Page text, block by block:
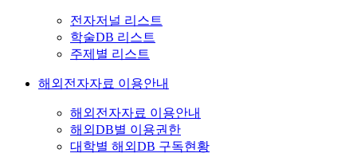
전자저널 리스트
학술DB 리스트
주제별 리스트
해외전자자료 이용안내
해외전자자료 이용안내
해외DB별 이용권한
대학별 해외DB 구독현황